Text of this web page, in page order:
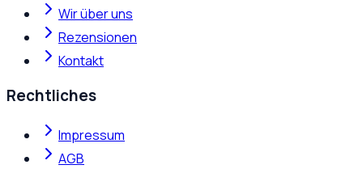
Wir über uns
Rezensionen
Kontakt
Rechtliches
Impressum
AGB